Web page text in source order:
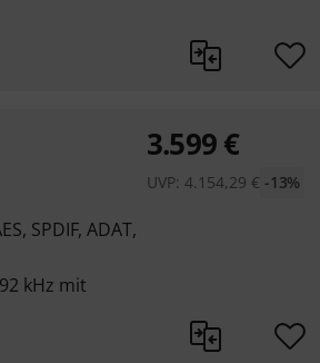
SPDIF, ADAT,
kHz mit
3.599€
UVP:4.154,29 € -13%